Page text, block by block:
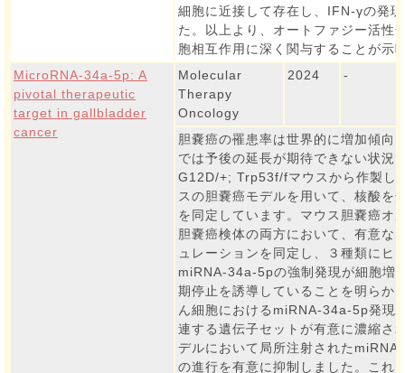
細胞に近接して存在し、IFN-γの発
た。以上より、オートファジー活性
胞相互作用に深く関与することが示
MicroRNA-34a-5p: A
pivotal therapeutic
target in gallbladder
cancer
Molecular
Therapy
Oncology
2024 -
胆嚢癌の罹患率は世界的に増加傾向
では予後の延長が期待できない状況
G12D/+; Trp53f/fマウスから作製し
スの胆嚢癌モデルを用いて、核酸を
を同定しています。マウス胆嚢癌オ
胆嚢癌検体の両方において、有意
ュレーションを同定し、３種類にヒ
miRNA-34a-5pの強制発現が細胞増
期停止を誘導していることを明らか
ん細胞におけるmiRNA-34a-5p発現
連する遺伝子セットが有意に濃縮さ
デルにおいて局所注射された
の進行を有意に抑制しました。これ